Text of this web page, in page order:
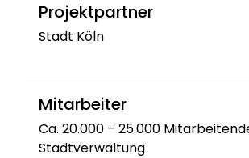
Projektpartner
Stadt Köln
Mitarbeiter
Ca. 20.000 – 25.000
Stadtverwaltung